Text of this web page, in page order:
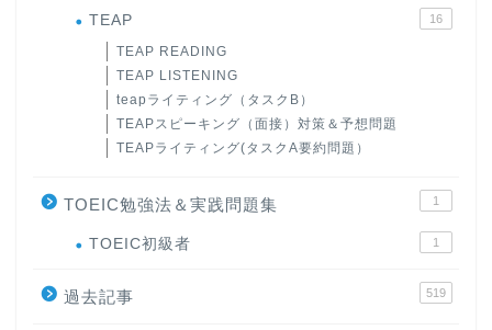
TEAP 16
TEAP READING
TEAP LISTENING
teapライティング（タスクB）
TEAPスピーキング（面接）対策＆予想問題
TEAPライティング(タスクA要約問題）
TOEIC勉強法＆実践問題集 1
TOEIC初級者 1
過去記事 519